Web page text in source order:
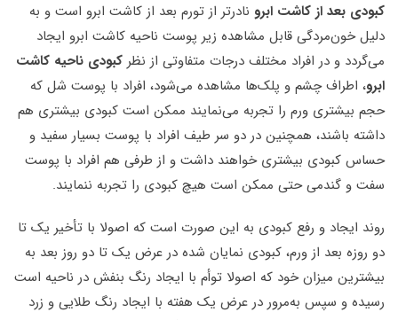
کبودی بعد از کاشت ابرو نادرتر از تورم بعد از کاشت ابرو است و به
دلیل خون‌مردگی قابل مشاهده زیر پوست ناحیه کاشت ابرو ایجاد
می‌گردد و در افراد مختلف درجات متفاوتی از نظر کبودی ناحیه کاشت
ابرو، اطراف چشم و پلک‌ها مشاهده می‌شود، افراد با پوست شل که
حجم بیشتری ورم را تجربه می‌نمایند ممکن است کبودی بیشتری هم
داشته باشند، همچنین در دو سر طیف افراد با پوست بسیار سفید و
حساس کبودی بیشتری خواهند داشت و از طرفی هم افراد با پوست
سفت و گندمی حتی ممکن است هیچ کبودی را تجربه ننمایند.
روند ایجاد و رفع کبودی به این صورت است که اصولا با تأخیر یک تا
دو روزه بعد از ورم، کبودی نمایان شده در عرض یک تا دو روز بعد به
بیشترین میزان خود که اصولا توأم با ایجاد رنگ بنفش در ناحیه است
رسیده و سپس به‌مرور در عرض یک هفته با ایجاد رنگ طلایی و زرد